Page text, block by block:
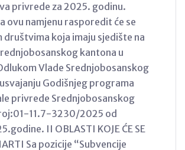
privrede za 2025. godinu.
ovu namjenu rasporedit će se
društvima koja imaju sjedište na
kantona u
Vlade Srednjobosanskog
Godišnjeg programa
privrede Srednjobosanskog
11.7-3230/2025 od
II OBLASTI KOJE ĆE SE
Sa pozicije “Subvencije